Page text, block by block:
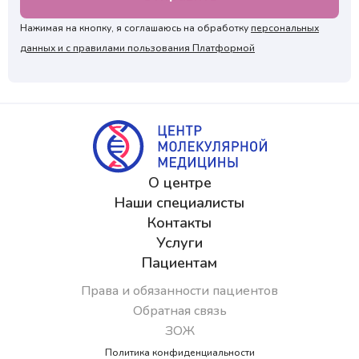
Нажимая на кнопку, я соглашаюсь на обработкуперсональных
данных и с правилами пользования Платформой
О центре
Наши специалисты
Контакты
Услуги
Пациентам
Права и обязанности пациентов
Обратная связь
ЗОЖ
Политика конфиденциальности
Нажимая на кнопку, я подтверждаю, что согласен
подтверждаю согласие на получение ответа, а также